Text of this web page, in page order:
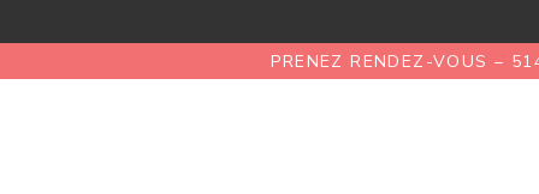
PRENEZ RENDEZ-VOUS –